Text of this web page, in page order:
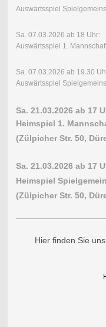
Auswärtsspiel
Sa. 07.03.2026 ab 18 Uhr:
Auswärtsspiel 1.
Sa. 07.03.2026 ab 19.30
Auswärtsspiel
Sa. 21.03.2026 ab 17
Heimspiel 1.
(Zülpicher Str. 50,
Sa. 21.03.2026 ab 17
Heimspiel
(Zülpicher Str. 50,
Hier finden Sie